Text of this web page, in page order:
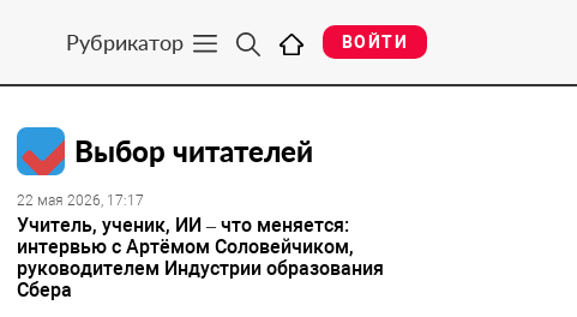
Рубрикатор ВОЙТИ
Выбор читателей
22 мая 2026, 17:17
Учитель, ученик, ИИ – что меняется:
интервью с Артёмом Соловейчиком,
руководителем Индустрии образования
Сбера